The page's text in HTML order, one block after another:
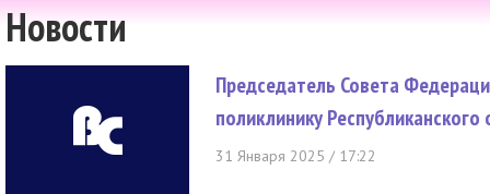
Новости
Председатель Совета
поликлинику
31 Января 2025 / 17:22